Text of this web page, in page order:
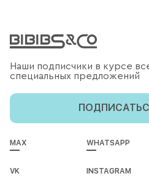
Наши подписчики в курсе
специальных предложений
MAX WHATSAPP
VK INSTAGRAM